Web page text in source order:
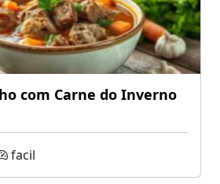
com Carne do Inverno
facil